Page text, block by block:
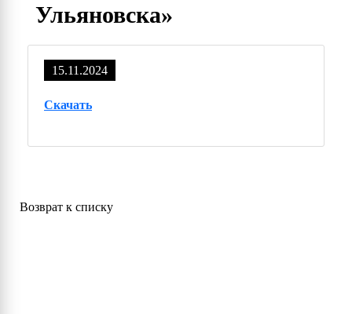
Ульяновска»
15.11.2024
Скачать
Возврат к списку